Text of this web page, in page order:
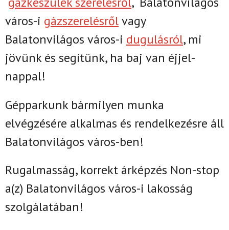
város-i gázszerelésrőlvagy
Balatonvilágos város-i dugulásról, mi
jövünk és segítünk, ha baj van éjjel-
nappal!
Gépparkunk bármilyen munka
elvégzésére alkalmas és rendelkezésre áll
Balatonvilágos város-ben!
Rugalmasság, korrekt árképzés Non-stop
a(z) Balatonvilágos város-i lakosság
szolgálatában!